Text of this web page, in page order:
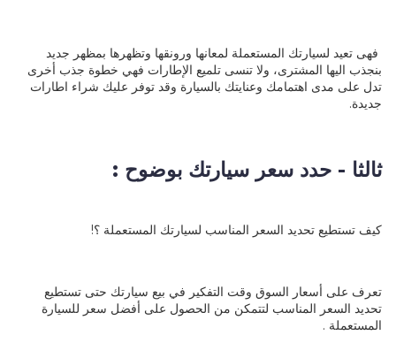
فهى تعيد لسيارتك المستعملة لمعانها ورونقها وتظهرها بمظهر جديد
بنجذب اليها المشترى، ولا تنسى تلميع الإطارات فهي خطوة جذب أخرى
تدل على مدى اهتمامك وعنايتك بالسيارة وقد توفر عليك شراء اطارات
جديدة.
ثالثا - حدد سعر سيارتك بوضوح :
كيف تستطيع تحديد السعر المناسب لسيارتك المستعملة ؟!
تعرف على أسعار السوق وقت التفكير في بيع سيارتك حتى تستطيع
تحديد السعر المناسب لتتمكن من الحصول على أفضل سعر للسيارة
المستعملة .